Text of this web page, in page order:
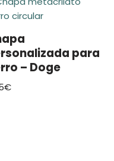
para
– Doge
€